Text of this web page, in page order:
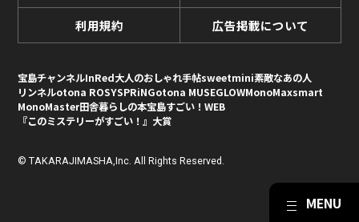
利用規約 広告掲載について
宝島チャンネルInRed大人のおしゃれ手帖sweetmini素敵なあの人
リンネルotona ROSYSPRiNGotona MUSEGLOWMonoMaxsmart
MonoMaster田舎暮らしの本宝島すごい！WEB
『このミステリーがすごい！』大賞
© TAKARAJIMASHA,Inc. All Rights Reserved.